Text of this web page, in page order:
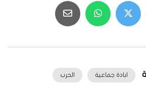
ابادة جماعية الحرب